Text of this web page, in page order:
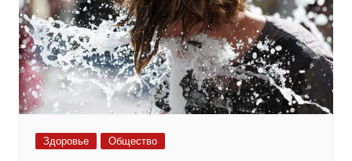
Здоровье Общество